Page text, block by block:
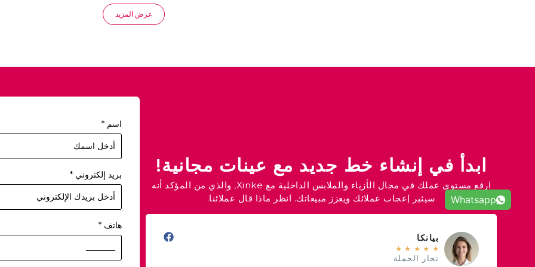
عرض المزيد
ابدأ في إنشاء خط جديد مع عينات مجانية!
ارفع مستوى عملك في مجال الأزياء والملابس الداخلية مع Xinke, والذي من المؤكد أنه
سيثير إعجاب عملائك ويعزز مبيعاتك. انظر ماذا قال عملائنا.
بيانكا
★
★
★
★
★
تجار الجملة
سقط على
بائع التجارة
اسم *
بريد إلكتروني *
هاتف *
Whatsapp